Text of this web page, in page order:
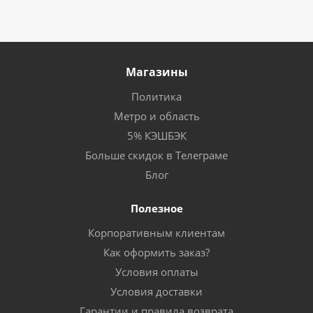
Магазины
Политика
Метро и область
5% КЭШБЭК
Больше скидок в Телеграме
Блог
Полезное
Корпоративным клиентам
Как оформить заказ?
Условия оплаты
Условия доставки